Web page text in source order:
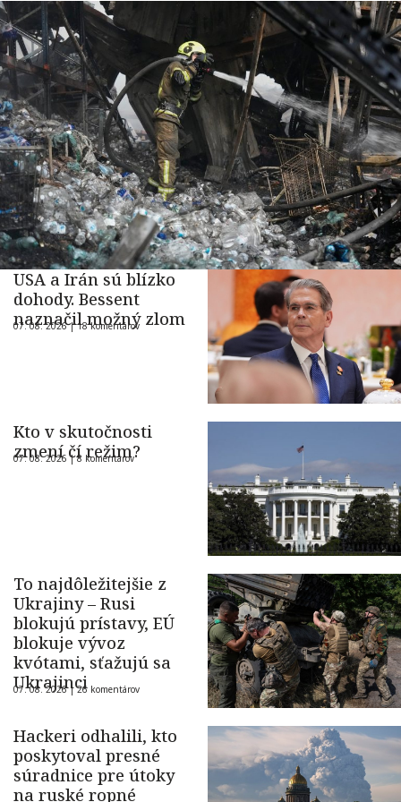
USA a Irán sú blízko
dohody. Bessent
naznačil možný zlom
07. 08. 2026 |18 komentárov
Kto v skutočnosti
zmení čí režim?
07. 08. 2026 |8 komentárov
To najdôležitejšie z
Ukrajiny – Rusi
blokujú prístavy, EÚ
blokuje vývoz
kvótami, sťažujú sa
Ukrajinci
07. 08. 2026 |26 komentárov
Hackeri odhalili, kto
poskytoval presné
súradnice pre útoky
na ruské ropné